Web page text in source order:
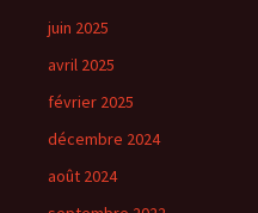
juin 2025
avril 2025
février 2025
décembre 2024
août 2024